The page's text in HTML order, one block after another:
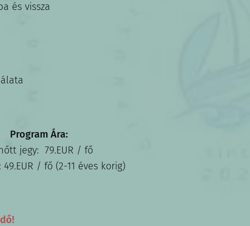
és vissza
Program Ára:
jegy: 79.EUR / fő
49.EUR / fő (2-11 éves korig)